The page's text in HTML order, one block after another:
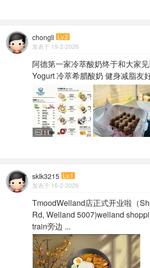
chongli Lv.2
发表于 19-2-2026
阿德第一家冷萃酸奶终于和大家
Yogurt 冷萃希腊酸奶 健身减脂友
 11
sklk3215 Lv.1
发表于 16-2-2026
TmoodWelland店正式开业啦（
Rd, Welland 5007)welland
train旁边 ...